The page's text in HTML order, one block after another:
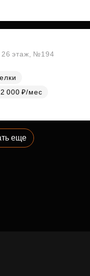
26 этаж, №194
000 ₽/мес
еще